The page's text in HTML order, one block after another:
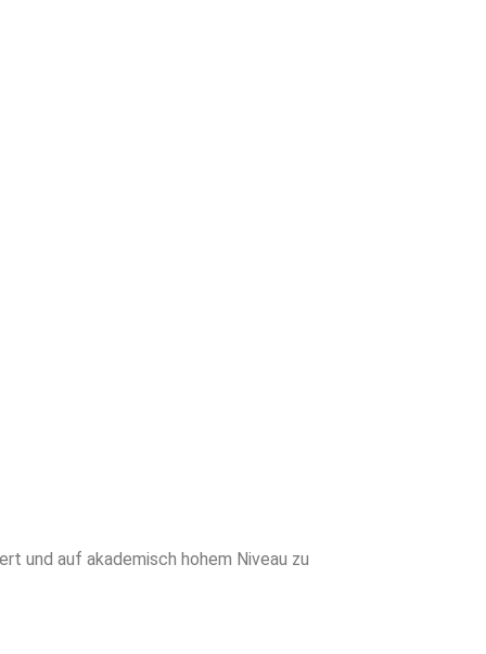
und auf akademisch hohem Niveau zu